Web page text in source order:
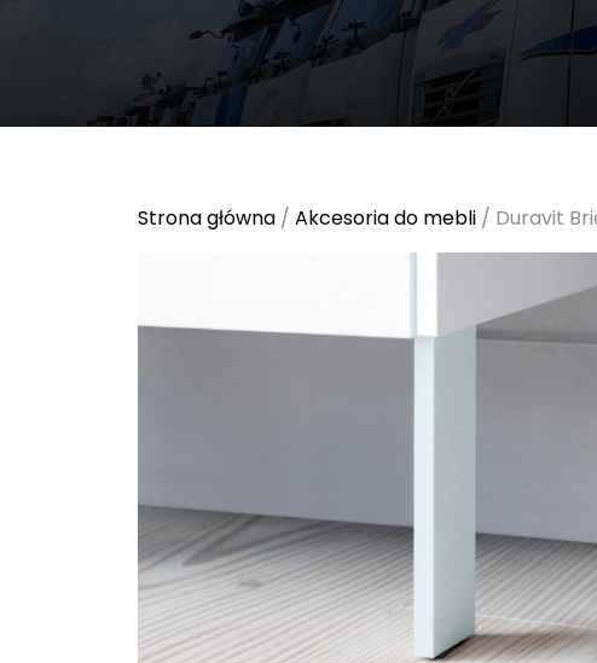
Strona główna / Akcesoria do mebli / Duravit